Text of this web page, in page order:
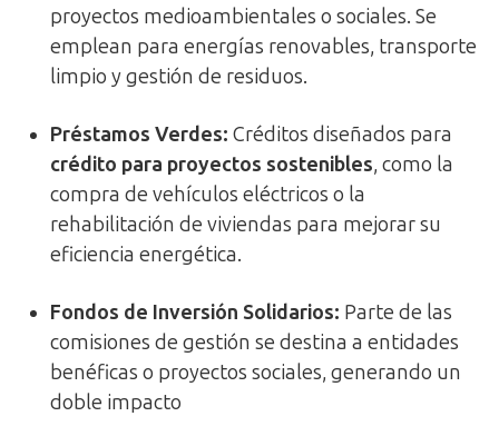
proyectos medioambientales o sociales. Se
emplean para energías renovables, transporte
limpio y gestión de residuos.
Préstamos Verdes: Créditos diseñados para
crédito para proyectos sostenibles, como la
compra de vehículos eléctricos o la
rehabilitación de viviendas para mejorar su
eficiencia energética.
Fondos de Inversión Solidarios: Parte de las
comisiones de gestión se destina a entidades
benéficas o proyectos sociales, generando un
doble impacto